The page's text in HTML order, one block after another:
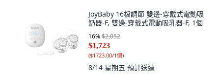
JoyBaby 16檔調節 雙邊-穿戴式電動吸
奶器-F, 雙邊-穿戴式電動吸乳器-F, 1個
16%$2,052
$1,723
($1723.00/1個)
8/14 星期五 預計送達